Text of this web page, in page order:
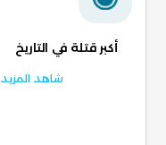
أكبر قتلة في التاريخ
شاهد المزيد